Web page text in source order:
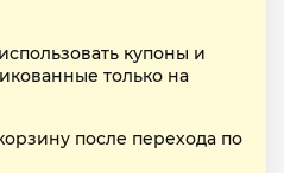
купоны и
только на
после перехода по